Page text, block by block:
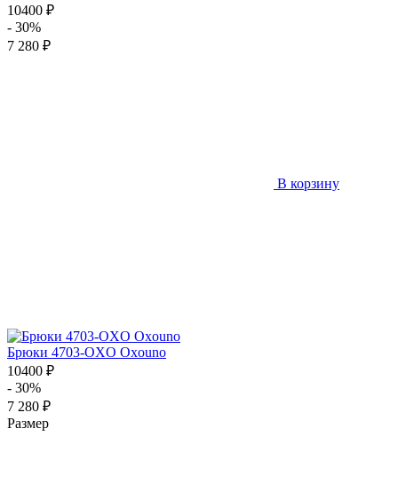
10400 ₽
- 30%
7 280 ₽
В корзину
Брюки 4703-OXO Oxouno
10400 ₽
- 30%
7 280 ₽
Размер